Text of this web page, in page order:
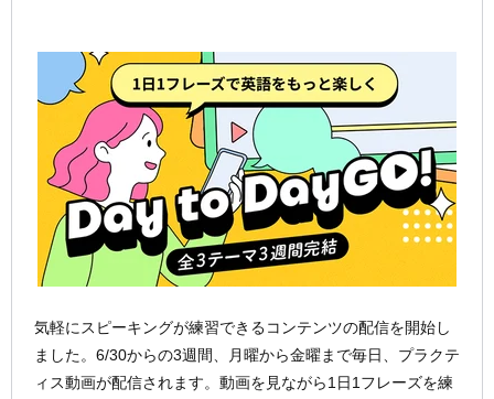
気軽にスピーキングが練習できるコンテンツの配信を開始し
ました。6/30からの3週間、月曜から金曜まで毎日、プラクテ
ィス動画が配信されます。動画を見ながら1日1フレーズを練